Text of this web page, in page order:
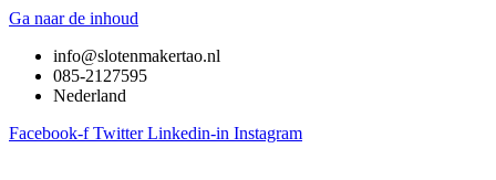
Ga naar de inhoud
info@slotenmakertao.nl
085-2127595
Nederland
Facebook-f Twitter Linkedin-in Instagram